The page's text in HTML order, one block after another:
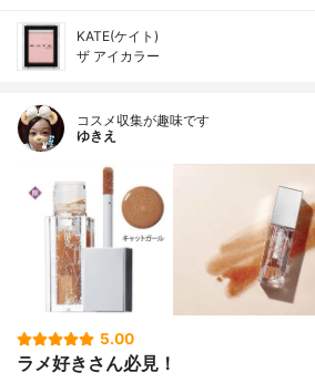
KATE(ケイト)
ザ アイカラー
コスメ収集が趣味です
ゆきえ
5.00
ラメ好きさん必見！